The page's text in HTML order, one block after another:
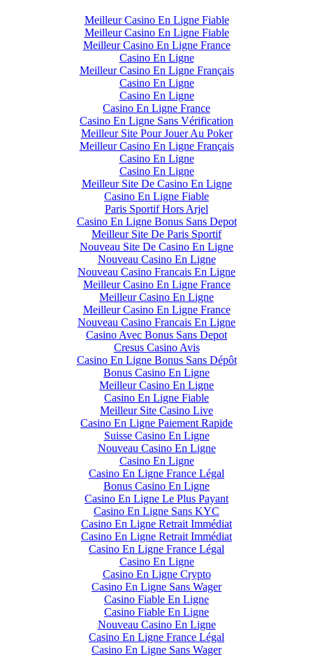
Meilleur Casino En Ligne Fiable
Meilleur Casino En Ligne Fiable
Meilleur Casino En Ligne France
Casino En Ligne
Meilleur Casino En Ligne Français
Casino En Ligne
Casino En Ligne
Casino En Ligne France
Casino En Ligne Sans Vérification
Meilleur Site Pour Jouer Au Poker
Meilleur Casino En Ligne Français
Casino En Ligne
Casino En Ligne
Meilleur Site De Casino En Ligne
Casino En Ligne Fiable
Paris Sportif Hors Arjel
Casino En Ligne Bonus Sans Depot
Meilleur Site De Paris Sportif
Nouveau Site De Casino En Ligne
Nouveau Casino En Ligne
Nouveau Casino Francais En Ligne
Meilleur Casino En Ligne France
Meilleur Casino En Ligne
Meilleur Casino En Ligne France
Nouveau Casino Francais En Ligne
Casino Avec Bonus Sans Depot
Cresus Casino Avis
Casino En Ligne Bonus Sans Dépôt
Bonus Casino En Ligne
Meilleur Casino En Ligne
Casino En Ligne Fiable
Meilleur Site Casino Live
Casino En Ligne Paiement Rapide
Suisse Casino En Ligne
Nouveau Casino En Ligne
Casino En Ligne
Casino En Ligne France Légal
Bonus Casino En Ligne
Casino En Ligne Le Plus Payant
Casino En Ligne Sans KYC
Casino En Ligne Retrait Immédiat
Casino En Ligne Retrait Immédiat
Casino En Ligne France Légal
Casino En Ligne
Casino En Ligne Crypto
Casino En Ligne Sans Wager
Casino Fiable En Ligne
Casino Fiable En Ligne
Nouveau Casino En Ligne
Casino En Ligne France Légal
Casino En Ligne Sans Wager